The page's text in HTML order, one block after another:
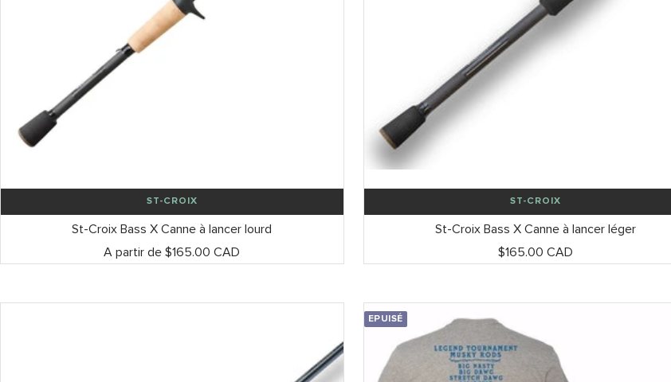
ST-CROIX
St-Croix Bass X Canne à lancer lourd
Prix
A partir de $165.00 CAD
ST-CROIX
St-Croix Bass X Canne à lancer léger
Prix
$165.00 CAD
EPUISÉ